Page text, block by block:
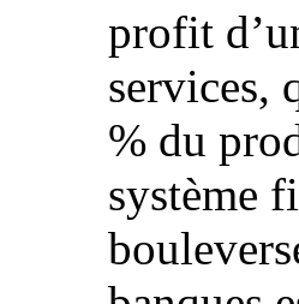
profit
services,
% du
système